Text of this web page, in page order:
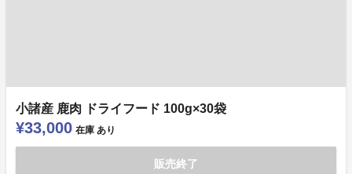
小諸産 鹿肉 ドライフード 100g×30袋
¥33,000 在庫 あり
販売終了